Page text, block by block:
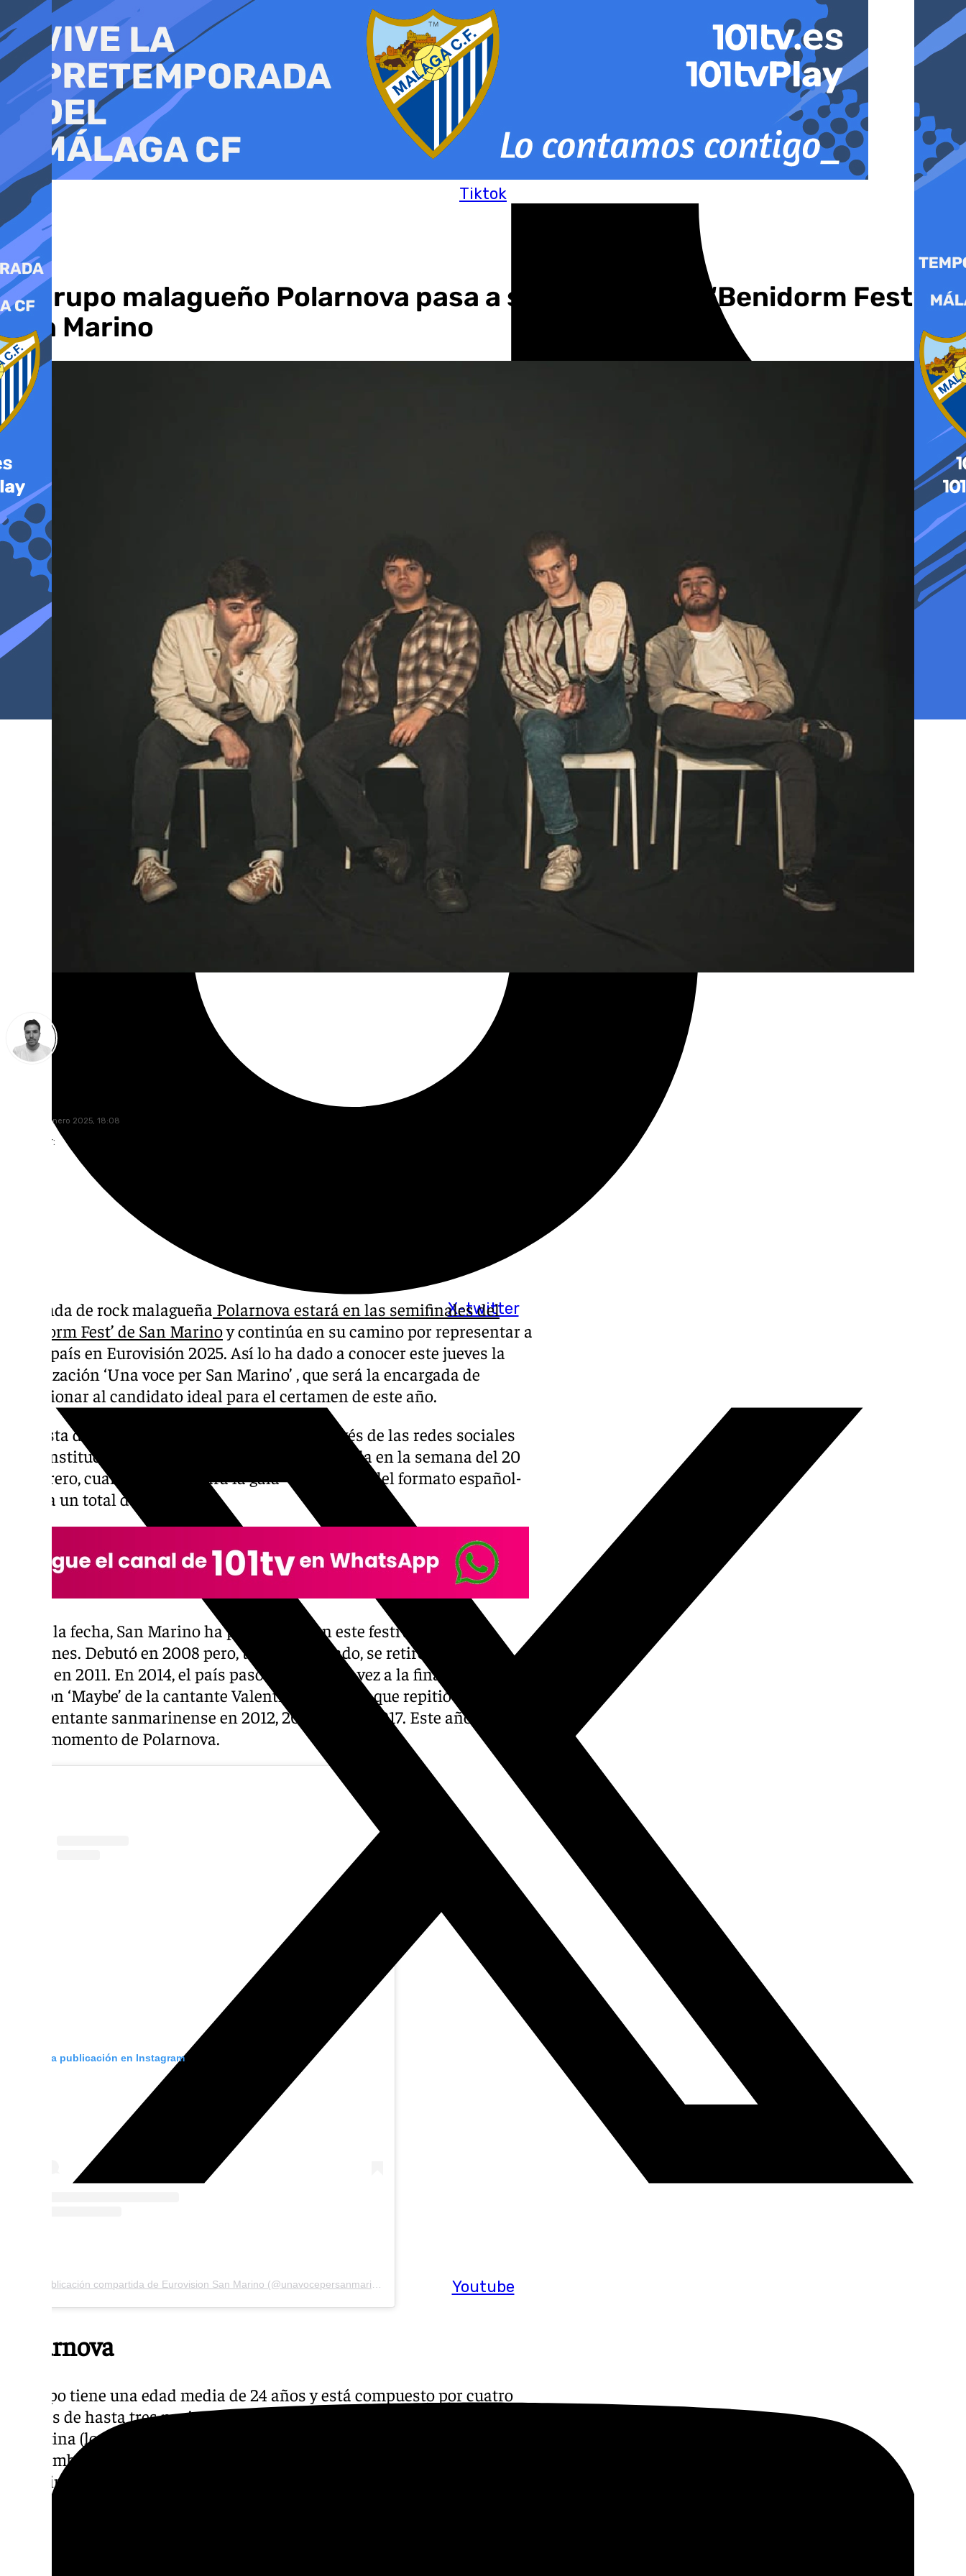
al
contenido
Tiktok
X-twitter
Youtube
El grupo malagueño Polarnova pasa a semifinales del ‘Benidorm Fest’ de
San Marino
jueves, 30 enero 2025, 18:08
Compartir:
La banda de rock malagueña Polarnova estará en las semifinales del
‘Beniform Fest’ de San Marinoy continúa en su camino por representar a
dicho país en Eurovisión 2025. Así lo ha dado a conocer este jueves la
organización ‘Una voce per San Marino’ , que será la encargada de
seleccionar al candidato ideal para el certamen de este año.
Con esta decisión, que ha sido anunciada a través de las redes sociales
de la institución, el grupo malagueño fija la mirada en la semana del 20
de febrero, cuando se celebrará la gala -homónima del formato español-
junto a un total de 80 bandas.
Hasta la fecha, San Marino ha participado en este festival en nueve
ocasiones. Debutó en 2008 pero, tras el resultado, se retiró hasta su
vuelta en 2011. En 2014, el país pasó por primera vez a la final con la
canción ‘Maybe’ de la cantante Valentina Monetta, que repitió como
representante sanmarinense en 2012, 2013, 2014 y 2017. Este año, puede
ser el momento de Polarnova.
Ver esta publicación en Instagram
Polarnova
El grupo tiene una edad media de 24 años y está compuesto por cuatro
jóvenes de hasta tres nacionalidades: española (Adrián), inglesa (Tom) y
argentina (los dos Lucas). Con sede en Málaga, la banda se ha embarcado
en el ambicioso objetivo de representar a San Marino en su décima
participación en Eurovisión.